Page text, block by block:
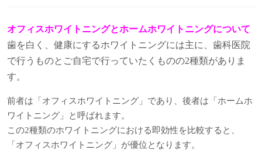
オフィスホワイトニングとホームホワイトニングについて
歯を白く、健康にするホワイトニングには主に、歯科医院
で行うものとご自宅で行っていたくものの2種類がありま
す。
前者は「オフィスホワイトニング」であり、後者は「ホームホ
ワイトニング」と呼ばれます。
この2種類のホワイトニングにおける即効性を比較すると、
「オフィスホワイトニング」が優位となります。